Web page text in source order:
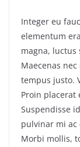
Integer eu
elementum
magna,
Maecenas
tempus justo.
Proin
Suspendisse
pulvinar mi
Morbi mollis,